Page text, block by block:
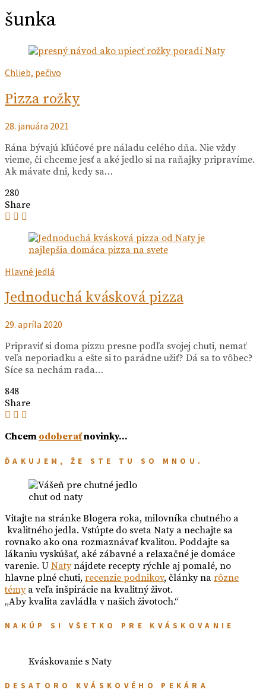
šunka
Chlieb, pečivo
Pizza rožky
28. januára 2021
Rána bývajú kľúčové pre náladu celého dňa. Nie vždy
vieme, či chceme jesť a aké jedlo si na raňajky pripravíme.
Ak mávate dni, kedy sa…
280
Share
Hlavné jedlá
Jednoduchá kvásková pizza
29. apríla 2020
Pripraviť si doma pizzu presne podľa svojej chuti, nemať
veľa neporiadku a ešte si to parádne užiť? Dá sa to vôbec?
Síce sa nechám rada…
848
Share
Chcem odoberaťnovinky…
ĎAKUJEM, ŽE STE TU SO MNOU.
chut od naty
Vitajte na stránke Blogera roka, milovníka chutného a
kvalitného jedla. Vstúpte do sveta Naty a nechajte sa
rovnako ako ona rozmaznávať kvalitou. Poddajte sa
lákaniu vyskúšať, aké zábavné a relaxačné je domáce
varenie. U Natynájdete recepty rýchle aj pomalé, no
hlavne plné chuti, recenzie podnikov, články na rôzne
témya veľa inšpirácie na kvalitný život.
„Aby kvalita zavládla v našich životoch.“
NAKÚP SI VŠETKO PRE KVÁSKOVANIE
Kváskovanie s Naty
DESATORO KVÁSKOVÉHO PEKÁRA